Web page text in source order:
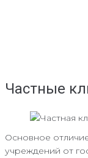
Частные
Основное
учреждений от